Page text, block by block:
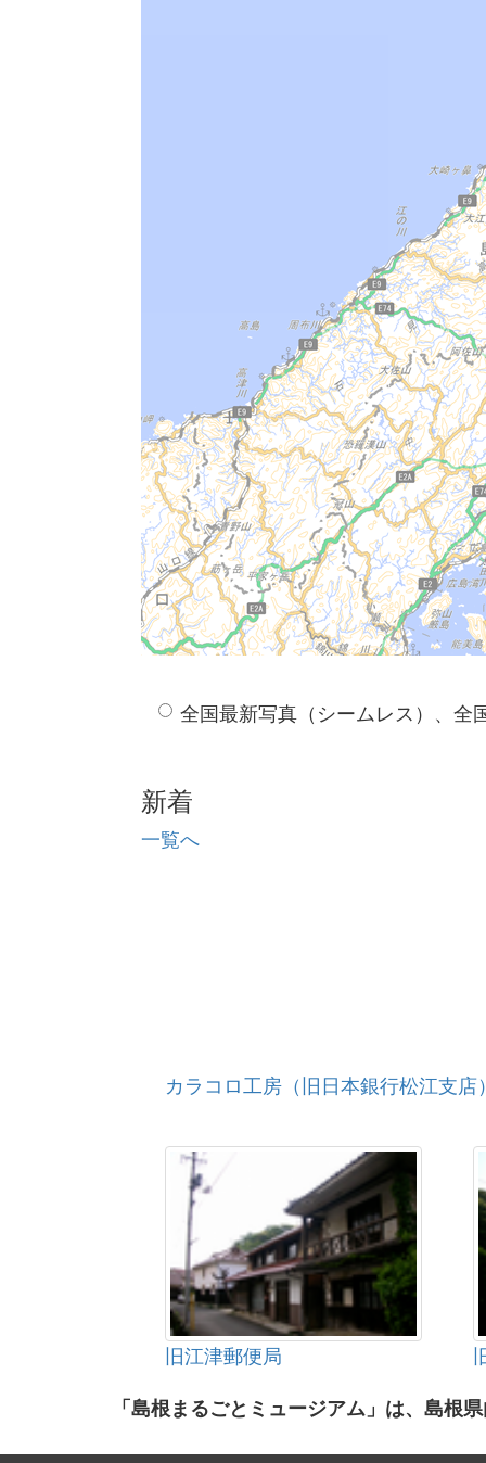
全国最新写真（シームレス）、全
新着
一覧へ
カラコロ工房（旧日本銀行松江支店
旧江津郵便局
「島根まるごとミュージアム」は、島根